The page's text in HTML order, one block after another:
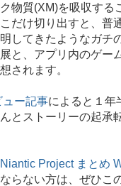
物質(XM)を吸収する
だけ切り出すと、普
してきたようなガチ
と、アプリ内のゲー
されます。
ー記事によると１年
とストーリーの起承
Niantic Project まとめ
らない方は、ぜひこ